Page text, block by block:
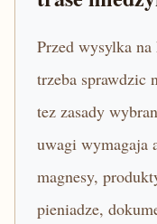
Przed wysylka
trzeba sprawdzic
tez zasady
uwagi wymagaja
magnesy,
pieniadze,